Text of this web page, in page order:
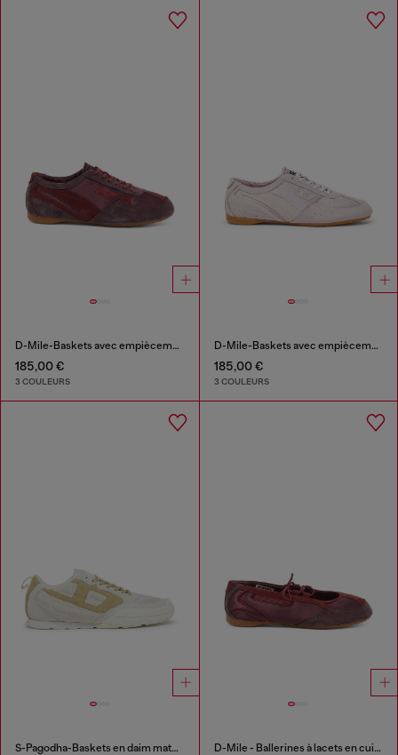
D-Mile-Baskets avec empiècements en suède
185,00 €
3 COULEURS
D-Mile-Baskets avec empiècements en suède
185,00 €
3 COULEURS
S-Pagodha-Baskets en daim matelassées D-Mile - Ballerines à lacets en cuir et mesh